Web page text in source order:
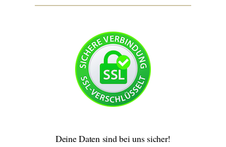
Deine Daten sind bei uns sicher!